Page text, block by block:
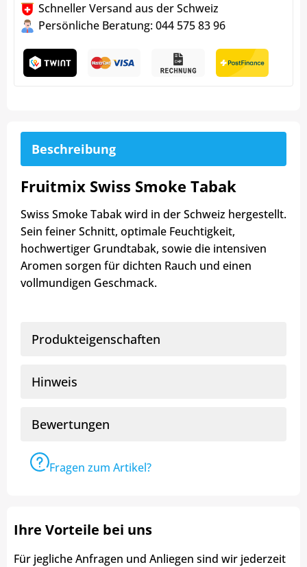
Schneller Versand aus der Schweiz
Persönliche Beratung: 044 575 83 96
Beschreibung
Fruitmix Swiss Smoke Tabak
Swiss Smoke Tabak wird in der Schweiz hergestellt.
Sein feiner Schnitt, optimale Feuchtigkeit,
hochwertiger Grundtabak, sowie die intensiven
Aromen sorgen für dichten Rauch und einen
vollmundigen Geschmack.
Produkteigenschaften
Hinweis
Bewertungen
Fragen zum Artikel?
Ihre Vorteile bei uns
Für jegliche Anfragen und Anliegen sind wir jederzeit